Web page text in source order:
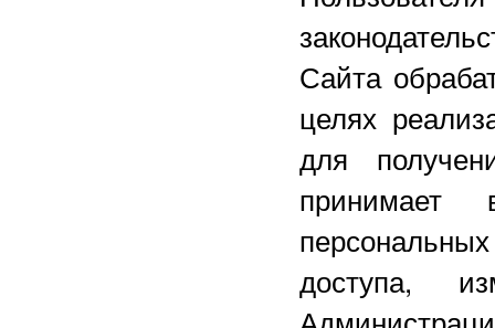
Сайта
целях
для
доступа,